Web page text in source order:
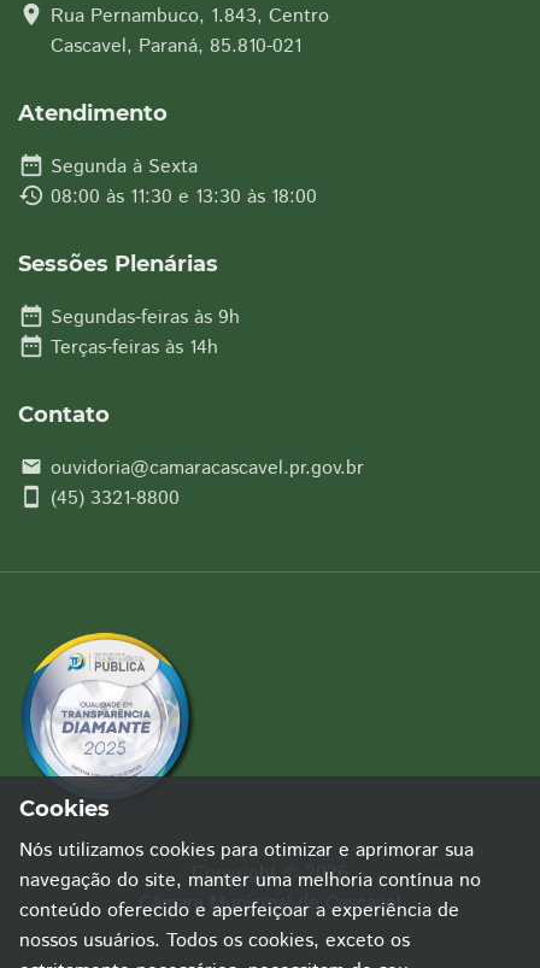
location_on Rua Pernambuco, 1.843, Centro
Cascavel, Paraná, 85.810-021
Atendimento
date_range Segunda à Sexta
history 08:00 às 11:30 e 13:30 às 18:00
Sessões Plenárias
date_range Segundas-feiras às 9h
date_range Terças-feiras às 14h
Contato
email ouvidoria@camaracascavel.pr.gov.br
smartphone (45) 3321-8800
Copyright © 2026
Câmara Municipal de Cascavel
Cookies
Nós utilizamos cookies para otimizar e aprimorar sua
navegação do site, manter uma melhoria contínua no
conteúdo oferecido e aperfeiçoar a experiência de
nossos usuários. Todos os cookies, exceto os